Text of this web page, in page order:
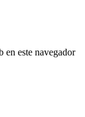
en este navegador